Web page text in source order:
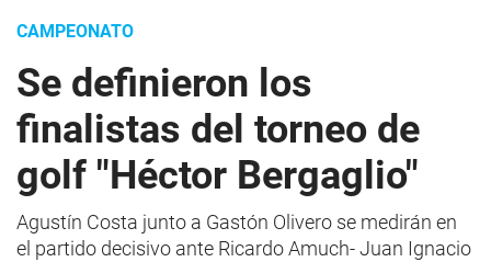
CAMPEONATO
Se definieron los
finalistas del torneo de
golf "Héctor Bergaglio"
Agustín Costa junto a Gastón Olivero se medirán en
el partido decisivo ante Ricardo Amuch- Juan Ignacio